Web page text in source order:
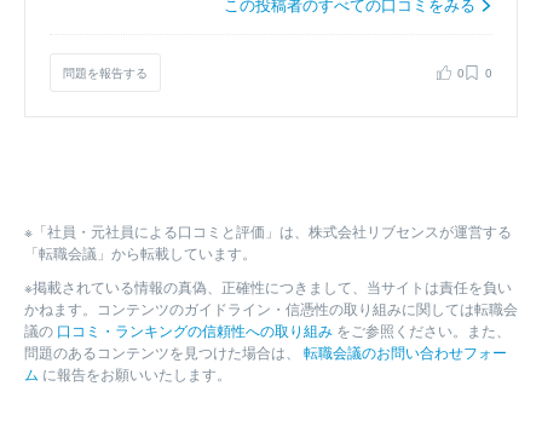
問題を報告する 0 0
※「社員・元社員による口コミと評価」は、株式会社リブセンスが運営する
「転職会議」から転載しています。
※掲載されている情報の真偽、正確性につきまして、当サイトは責任を負い
かねます。コンテンツのガイドライン・信憑性の取り組みに関しては転職会
議の 口コミ・ランキングの信頼性への取り組み をご参照ください。また、
問題のあるコンテンツを見つけた場合は、 転職会議のお問い合わせフォー
ム に報告をお願いいたします。